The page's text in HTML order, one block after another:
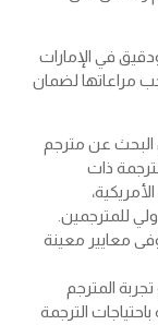
في الإمارات
مراعاتها لضمان
البحث عن مترجم
ذات
للمترجمين.
معايير معينة
المترجم
الترجمة